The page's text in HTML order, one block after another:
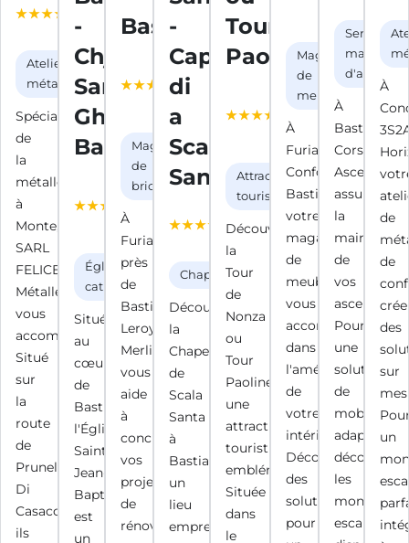
Google)
Atelier de
métallerie
Spécialiste
de
la
métallerie
à
Monte,
SARL
FELICELLI
Métallerie
vous
accompagne.
Situé
sur
la
route
de
Prunelli
Di
Casacconi,
ils
-
Chjesa
San
Ghjuvan’
Battistu
4.6 / 5
(264
Google)
Église
catholique
Située
au
cœur
de
Bastia,
l'Église
Saint
Jean-
Baptiste
est
un
Bastia
3.9 / 5
(1778
avis
Google)
Magasin
de
bricolage
À
Furiani,
près
de
Bastia,
Leroy
Merlin
vous
aide
à
concrétiser
vos
projets
de
rénovation.
-
Cappella
di
a
Scala
Santa
4.6 / 5
(119 avis
Google)
Chapelle
Découvrez
la
Chapelle
de
Scala
Santa
à
Bastia,
un
lieu
empreint
Tour
Paoline
4.6 / 5
(2633
avis
Google)
Attraction
touristique
Découvrez
la
Tour
de
Nonza
ou
Tour
Paoline,
une
attraction
touristique
emblématique.
Située
dans
le
Google)
Magasin
de
meubles
À
Furiani,
Conforama
Bastia,
votre
magasin
de
meubles,
vous
accompagne
dans
l'aménagement
de
votre
intérieur.
Découvrez
des
solutions
pour
Service de
À
Bastia,
Corse
Ascenseurs
assure
la
de
vos
ascenseurs.
Pour
une
solution
de
mobilité
adaptée,
découvrez
les
monte-
escaliers
À
de
de
crée
des
sur
un